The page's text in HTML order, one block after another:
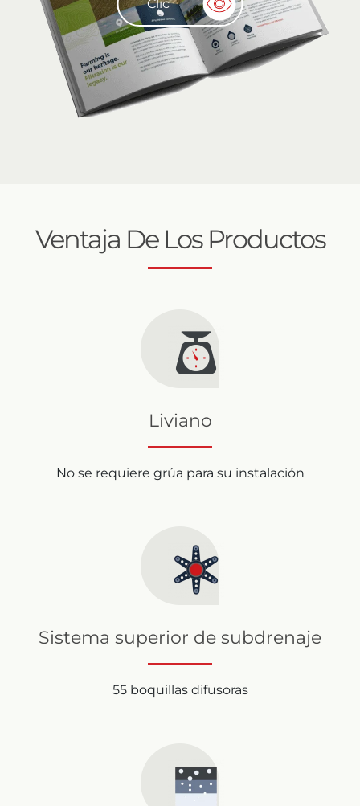
Clic
Ventaja De Los Productos
Liviano
No se requiere grúa para su instalación
Sistema superior de subdrenaje
55 boquillas difusoras